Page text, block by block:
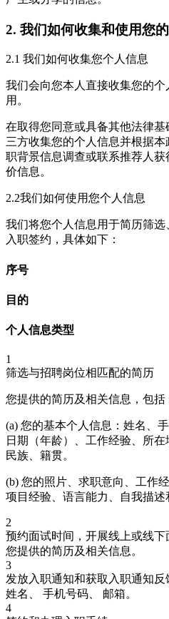
2. 我们如何收集和使用您
2.1 我们如何收集您个人信息
我们会向您本人直接收集您的
用。
在取得您同意或具备其他法律
三方收集您的个人信息并根据
职背景信息调查或联系推荐人
价信息。
2.2我们如何使用您个人信息
我们将您个人信息用于简历筛
入职签约，具体如下：
序号
目的
个人信息类型
1
筛选与招聘岗位相匹配的简历
您提供的简历及相关信息，包括
(a) 您的基本个人信息：姓名、
日期（年龄）、工作经验、所在
民族、籍贯。
(b) 您的照片、求职意向、工作
项目经验、语言能力、自我描述
2
预约面试时间，开展线上或线
您提供的简历及相关信息。
3
发放入职通知和获取入职通知反
姓名、 手机号码 、 邮箱。
4